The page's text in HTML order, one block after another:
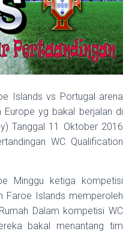
Islands vs Portugal arena
Europe yg bakal berjalan di
Tanggal 11 Oktober 2016
WC Qualification
Minggu ketiga kompetisi
Faroe Islands memperoleh
Dalam kompetisi WC
bakal menantang tim